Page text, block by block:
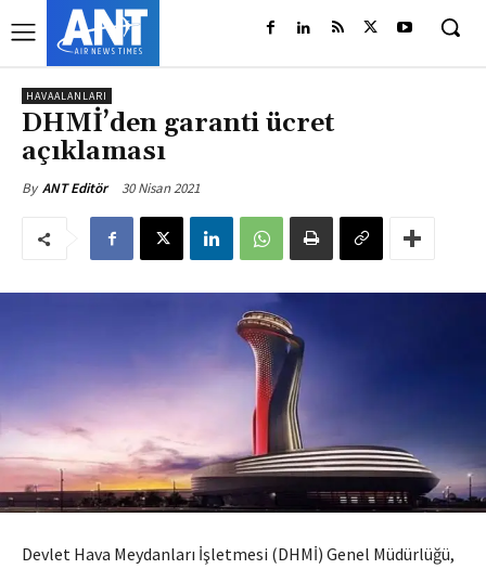
HAVAALANLARI
DHMİ’den garanti ücret
açıklaması
By ANT Editör 30 Nisan 2021
Devlet Hava Meydanları İşletmesi (DHMİ) Genel Müdürlüğü,